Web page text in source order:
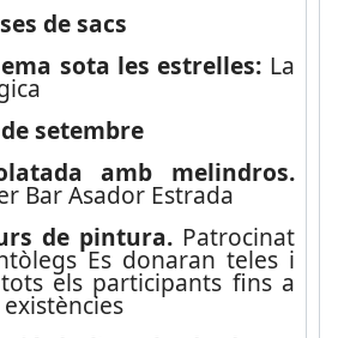
de sacs
sota les estrelles: La
setembre
amb melindros.
Bar Asador Estrada
de pintura.Patrocinat
Es donaran teles i
els participants fins a